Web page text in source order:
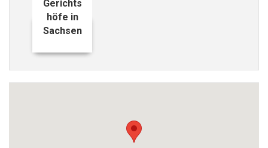
Gerichts
höfe in
Sachsen